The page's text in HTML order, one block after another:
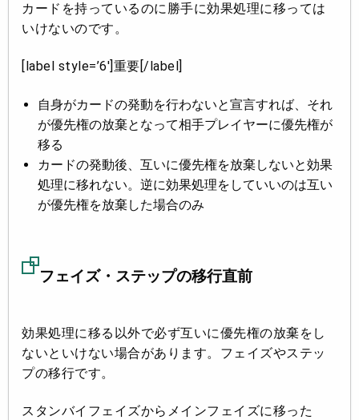
カードを持っているのに勝手に効果処理に移っては
いけないのです。
[label style=’6′]重要[/label]
自身がカードの発動を行わないと宣言すれば、それ
が優先権の放棄となって相手プレイヤーに優先権が
移る
カードの発動後、互いに優先権を放棄しないと効果
処理に移れない。逆に効果処理をしていいのは互い
が優先権を放棄した場合のみ
フェイズ・ステップの移行直前
効果処理に移る以外で必ず互いに優先権の放棄をし
ないといけない場合があります。フェイズやステッ
プの移行です。
スタンバイフェイズからメインフェイズに移った